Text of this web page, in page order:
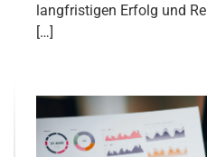
langfristigen Erfolg und
[…]